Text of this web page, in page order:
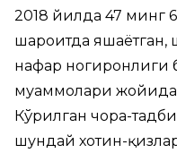
2018 йилда 47 минг
шароитда яшаётган,
нафар ногиронлиги
муаммолари жойида
Кўрилган чора-
шундай хотин-